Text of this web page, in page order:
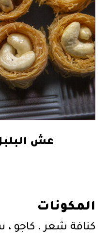
عش
المكونات
كنافة شعر ، كاجو